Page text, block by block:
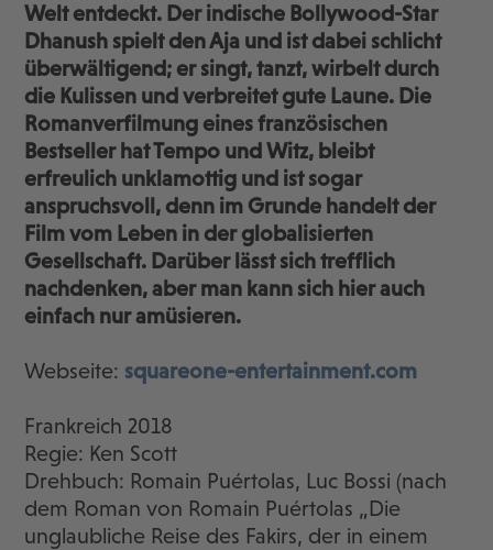
Welt entdeckt. Der indische Bollywood-Star
Dhanush spielt den Aja und ist dabei schlicht
überwältigend; er singt, tanzt, wirbelt durch
die Kulissen und verbreitet gute Laune. Die
Romanverfilmung eines französischen
Bestseller hat Tempo und Witz, bleibt
erfreulich unklamottig und ist sogar
anspruchsvoll, denn im Grunde handelt der
Film vom Leben in der globalisierten
Gesellschaft. Darüber lässt sich trefflich
nachdenken, aber man kann sich hier auch
einfach nur amüsieren.
Webseite: squareone-entertainment.com
Frankreich 2018
Regie: Ken Scott
Drehbuch: Romain Puértolas, Luc Bossi (nach
dem Roman von Romain Puértolas „Die
unglaubliche Reise des Fakirs, der in einem